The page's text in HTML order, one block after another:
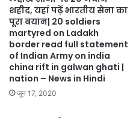
शहीद, यहां पढ़ें भारतीय सेना का
पूरा बयान| 20 soldiers
martyred on Ladakh
border read full statement
of Indian Army on india
china rift in galwan ghati |
nation – News in Hindi
जून 17, 2020